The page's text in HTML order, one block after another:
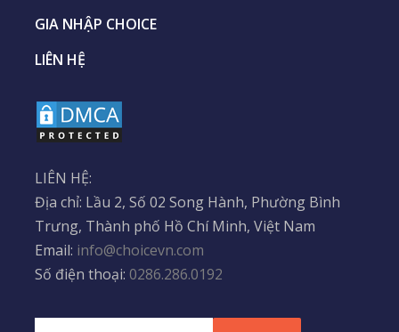
GIA NHẬP CHOICE
LIÊN HỆ
LIÊN HỆ:
Địa chỉ: Lầu 2, Số 02 Song Hành, Phường Bình
Trưng, Thành phố Hồ Chí Minh, Việt Nam
Email: info@choicevn.com
Số điện thoại: 0286.286.0192